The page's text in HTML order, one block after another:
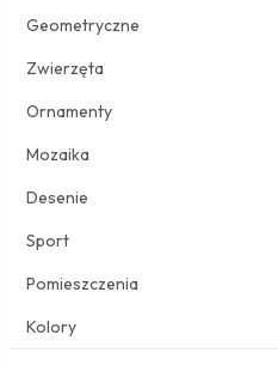
Geometryczne
Zwierzęta
Ornamenty
Mozaika
Desenie
Sport
Pomieszczenia
Kolory